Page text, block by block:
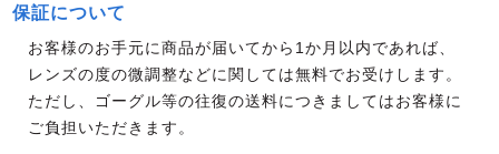
保証について
お客様のお手元に商品が届いてから1か月以内であれば、
レンズの度の微調整などに関しては無料でお受けします。
ただし、ゴーグル等の往復の送料につきましてはお客様に
ご負担いただきます。